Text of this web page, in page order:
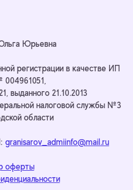
Юрьевна
регистрации в качестве ИП
выданного 21.10.2013
налоговой службы №3
области
granisarov_admiinfo@mail.ru
оферты